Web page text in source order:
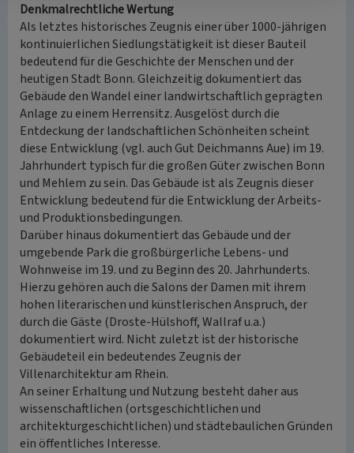
Denkmalrechtliche Wertung
Als letztes historisches Zeugnis einer über 1000-jährigen
kontinuierlichen Siedlungstätigkeit ist dieser Bauteil
bedeutend für die Geschichte der Menschen und der
heutigen Stadt Bonn. Gleichzeitig dokumentiert das
Gebäude den Wandel einer landwirtschaftlich geprägten
Anlage zu einem Herrensitz. Ausgelöst durch die
Entdeckung der landschaftlichen Schönheiten scheint
diese Entwicklung (vgl. auch Gut Deichmanns Aue) im 19.
Jahrhundert typisch für die großen Güter zwischen Bonn
und Mehlem zu sein. Das Gebäude ist als Zeugnis dieser
Entwicklung bedeutend für die Entwicklung der Arbeits-
und Produktionsbedingungen.
Darüber hinaus dokumentiert das Gebäude und der
umgebende Park die großbürgerliche Lebens- und
Wohnweise im 19. und zu Beginn des 20. Jahrhunderts.
Hierzu gehören auch die Salons der Damen mit ihrem
hohen literarischen und künstlerischen Anspruch, der
durch die Gäste (Droste-Hülshoff, Wallraf u.a.)
dokumentiert wird. Nicht zuletzt ist der historische
Gebäudeteil ein bedeutendes Zeugnis der
Villenarchitektur am Rhein.
An seiner Erhaltung und Nutzung besteht daher aus
wissenschaftlichen (ortsgeschichtlichen und
architekturgeschichtlichen) und städtebaulichen Gründen
ein öffentliches Interesse.